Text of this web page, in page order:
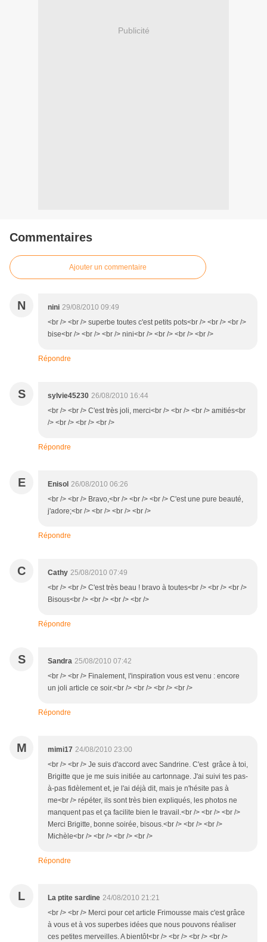
Publicité
Commentaires
Ajouter un commentaire
N nini 29/08/2010 09:49
<br /> <br /> superbe toutes c'est petits pots<br /> <br /> <br />
bise<br /> <br /> <br /> nini<br /> <br /> <br /> <br />
Répondre
S sylvie45230 26/08/2010 16:44
<br /> <br /> C'est très joli, merci<br /> <br /> <br /> amitiés<br
/> <br /> <br /> <br />
Répondre
E Enisol 26/08/2010 06:26
<br /> <br /> Bravo,<br /> <br /> <br /> C'est une pure beauté,
j'adore;<br /> <br /> <br /> <br />
Répondre
C Cathy 25/08/2010 07:49
<br /> <br /> C'est très beau ! bravo à toutes<br /> <br /> <br />
Bisous<br /> <br /> <br /> <br />
Répondre
S Sandra 25/08/2010 07:42
<br /> <br /> Finalement, l'inspiration vous est venu : encore
un joli article ce soir.<br /> <br /> <br /> <br />
Répondre
M mimi17 24/08/2010 23:00
<br /> <br /> Je suis d'accord avec Sandrine. C'est grâce à toi,
Brigitte que je me suis initiée au cartonnage. J'ai suivi tes pas-
à-pas fidèlement et, je l'ai déjà dit, mais je n'hésite pas à
me<br /> répéter, ils sont très bien expliqués, les photos ne
manquent pas et ça facilite bien le travail.<br /> <br /> <br />
Merci Brigitte, bonne soirée, bisous.<br /> <br /> <br />
Michèle<br /> <br /> <br /> <br />
Répondre
L La ptite sardine 24/08/2010 21:21
<br /> <br /> Merci pour cet article Frimousse mais c'est grâce
à vous et à vos superbes idées que nous pouvons réaliser
ces petites merveilles. A bientôt<br /> <br /> <br /> <br />